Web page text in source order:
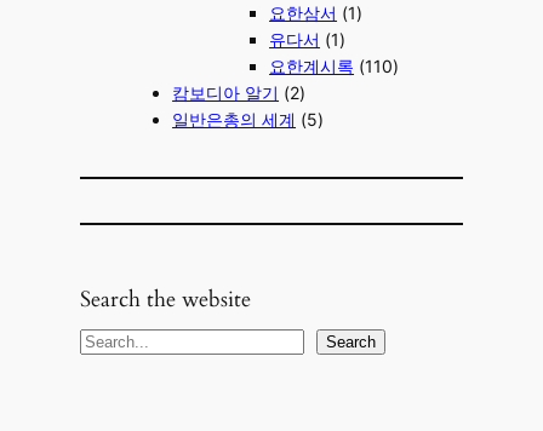
요한삼서 (1)
유다서 (1)
요한계시록 (110)
캄보디아 알기 (2)
일반은총의 세계 (5)
Search the website
Search